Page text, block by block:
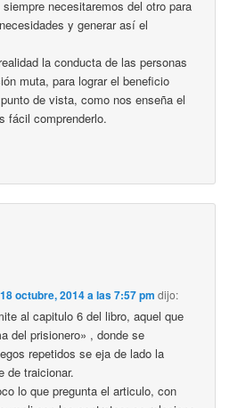
necesitaremos del otro para
y generar así el
la conducta de las personas
muta, para lograr el beneficio
de vista, como nos enseña el
fácil comprenderlo.
18 octubre, 2014 a las 7:57 pm dijo:
al capitulo 6 del libro, aquel que
del prisionero» , donde se
repetidos se eja de lado la
de traicionar.
lo que pregunta el articulo, con